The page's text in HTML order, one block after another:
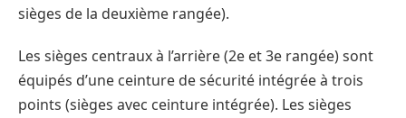
sièges de la deuxième rangée).
Les sièges centraux à l’arrière (2e et 3e rangée) sont
équipés d’une ceinture de sécurité intégrée à trois
points (sièges avec ceinture intégrée). Les sièges